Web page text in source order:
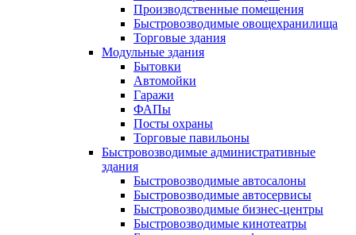
Производственные помещения
Быстровозводимые овощехранилища
Торговые здания
Модульные здания
Бытовки
Автомойки
Гаражи
ФАПы
Посты охраны
Торговые павильоны
Быстровозводимые административные
здания
Быстровозводимые автосалоны
Быстровозводимые автосервисы
Быстровозводимые бизнес-центры
Быстровозводимые кинотеатры